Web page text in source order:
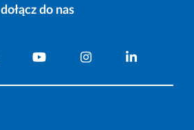
dołącz do nas